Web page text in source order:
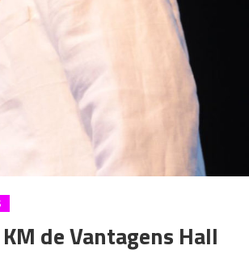
de Vantagens Hall